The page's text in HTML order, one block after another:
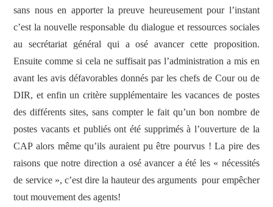
sans nous en apporter la preuve heureusement pour l’instant
c’est la nouvelle responsable du dialogue et ressources sociales
au secrétariat général qui a osé avancer cette proposition.
Ensuite comme si cela ne suffisait pas l’administration a mis en
avant les avis défavorables donnés par les chefs de Cour ou de
DIR, et enfin un critère supplémentaire les vacances de postes
des différents sites, sans compter le fait qu’un bon nombre de
postes vacants et publiés ont été supprimés à l’ouverture de la
CAP alors même qu’ils auraient pu être pourvus ! La pire des
raisons que notre direction a osé avancer a été les « nécessités
de service », c’est dire la hauteur des arguments pour empêcher
tout mouvement des agents!